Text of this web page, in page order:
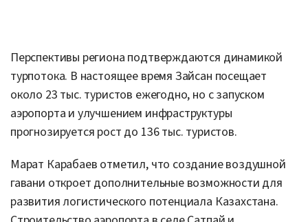
Перспективы региона подтверждаются динамикой
турпотока. В настоящее время Зайсан посещает
около 23 тыс. туристов ежегодно, но с запуском
аэропорта и улучшением инфраструктуры
прогнозируется рост до 136 тыс. туристов.
Марат Карабаев отметил, что создание воздушной
гавани откроет дополнительные возможности для
развития логистического потенциала Казахстана.